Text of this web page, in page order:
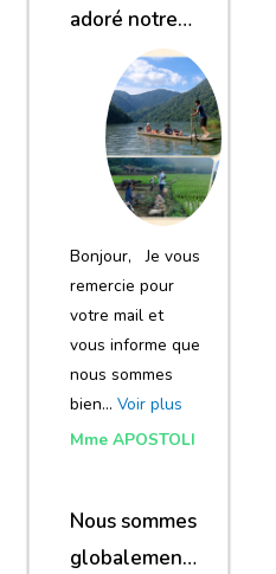
adoré notre
Bonjour, Je vous
remercie pour
votre mail et
vous informe que
nous sommes
bien… Voir plus
Mme APOSTOLI
Nous sommes
globalement